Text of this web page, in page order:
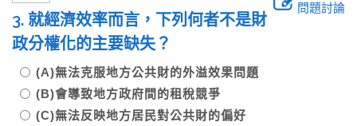
問題討論
3. 就經濟效率而言，下列何者不是財
政分權化的主要缺失？
(A)無法克服地方公共財的外溢效果問題
(B)會導致地方政府間的租稅競爭
(C)無法反映地方居民對公共財的偏好